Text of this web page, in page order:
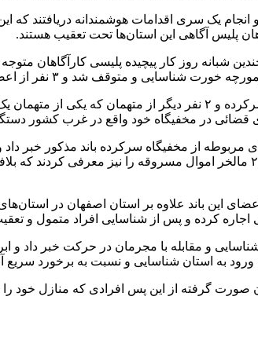
پلیس آگاهی این استان‌ها تحت تعقیب هستند.
شبانه روز کار پیچیده پلیسی
شد و ۳ نفر از اعضای این باند دستگیر شدند.
وی ابراز داشت: در ادامه با اعترافات متهمان دستگیرشده
در مخفیگاه خود واقع در غرب کشور
لنجان با استفاده از تهدید سلاح اعتراف کرده و در این رابطه ۲
این باند علاوه بر استان اصفهان در
اجاره کرده و پس از شناسایی افراد متمول و
و مقابله با مجرمان در حرکت خبر داد
به استان شناسایی و نسبت به برخورد سریع
گرفته از این پس افرادی که منازل خود را